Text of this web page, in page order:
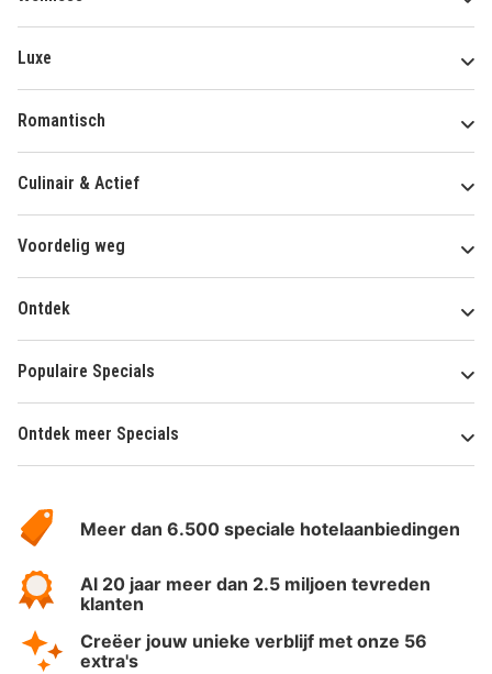
Luxe
Romantisch
Culinair & Actief
Voordelig weg
Ontdek
Populaire Specials
Ontdek meer Specials
HotelSpecials
Meer dan 6.500 speciale hotelaanbiedingen
Al 20 jaar meer dan 2.5 miljoen tevreden
klanten
Creëer jouw unieke verblijf met onze 56
extra's